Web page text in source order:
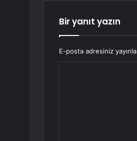
Bir yanıt yazın
E-posta adresiniz